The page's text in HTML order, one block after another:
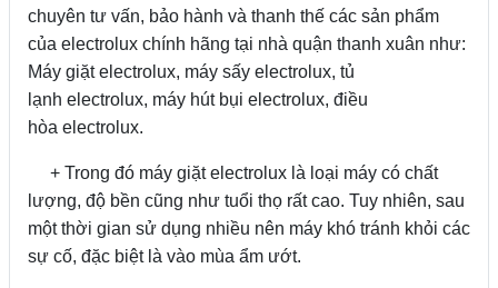
chuyên tư vấn, bảo hành và thanh thế các sản phẩm
của electrolux chính hãng tại nhà quận thanh xuân như:
Máy giặt electrolux, máy sấy electrolux, tủ
lạnh electrolux, máy hút bụi electrolux, điều
hòa electrolux.
+ Trong đó máy giặt electrolux là loại máy có chất
lượng, độ bền cũng như tuổi thọ rất cao. Tuy nhiên, sau
một thời gian sử dụng nhiều nên máy khó tránh khỏi các
sự cố, đặc biệt là vào mùa ẩm ướt.